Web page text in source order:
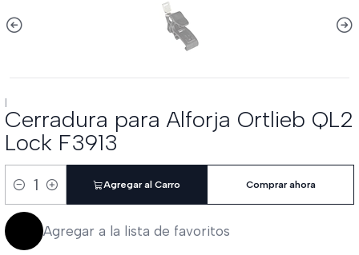
|
Cerradura para Alforja Ortlieb QL2
Lock F3913
Cantidad
Agregar al Carro Comprar ahora
Agregar a la lista de favoritos